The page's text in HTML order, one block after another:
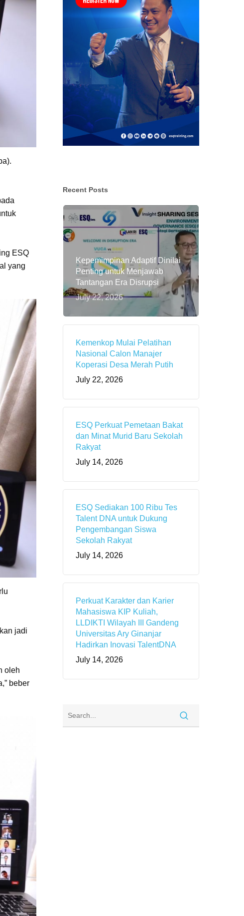
ESQ
yang
jadi
oleh
beber
Recent Posts
Kepemimpinan Adaptif Dinilai
Penting untuk Menjawab
Tantangan Era Disrupsi
July 22, 2026
Kemenkop Mulai Pelatihan
Nasional Calon Manajer
Koperasi Desa Merah Putih
July 22, 2026
ESQ Perkuat Pemetaan Bakat
dan Minat Murid Baru Sekolah
Rakyat
July 14, 2026
ESQ Sediakan 100 Ribu Tes
Talent DNA untuk Dukung
Pengembangan Siswa
Sekolah Rakyat
July 14, 2026
Perkuat Karakter dan Karier
Mahasiswa KIP Kuliah,
LLDIKTI Wilayah III Gandeng
Universitas Ary Ginanjar
Hadirkan Inovasi TalentDNA
July 14, 2026